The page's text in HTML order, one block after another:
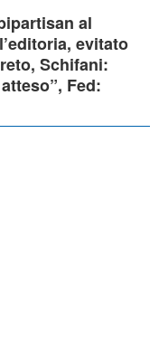
al
evitato
Schifani:
Fed: